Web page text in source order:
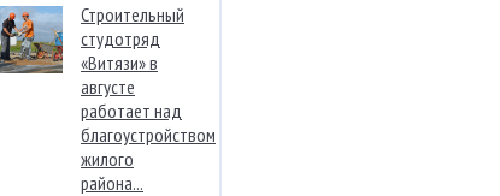
Строительный
студотряд
«Витязи» в
августе
работает над
благоустройством
жилого
района...